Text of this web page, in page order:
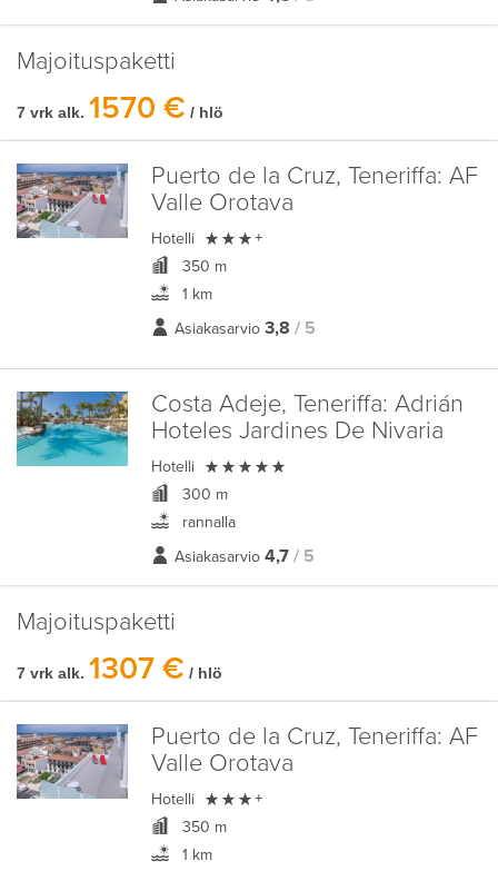
Majoituspaketti
7 vrk alk. 1570 € / hlö
Puerto de la Cruz, Teneriffa: AF
Valle Orotava
Hotelli  +
350 m
1 km
Asiakasarvio 3,8 / 5
Costa Adeje, Teneriffa: Adrián
Hoteles Jardines De Nivaria
Hotelli 
300 m
rannalla
Asiakasarvio 4,7 / 5
Majoituspaketti
7 vrk alk. 1307 € / hlö
Puerto de la Cruz, Teneriffa: AF
Valle Orotava
Hotelli  +
350 m
1 km